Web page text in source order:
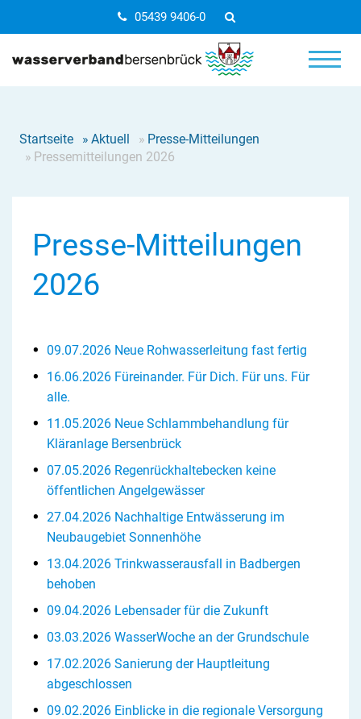
05439 9406-0
Startseite » Aktuell » Presse-Mitteilungen
» Pressemitteilungen 2026
Presse-Mitteilungen
2026
09.07.2026 Neue Rohwasserleitung fast fertig
16.06.2026 Füreinander. Für Dich. Für uns. Für
alle.
11.05.2026 Neue Schlammbehandlung für
Kläranlage Bersenbrück
07.05.2026 Regenrückhaltebecken keine
öffentlichen Angelgewässer
27.04.2026 Nachhaltige Entwässerung im
Neubaugebiet Sonnenhöhe
13.04.2026 Trinkwasserausfall in Badbergen
behoben
09.04.2026 Lebensader für die Zukunft
03.03.2026 WasserWoche an der Grundschule
17.02.2026 Sanierung der Hauptleitung
abgeschlossen
09.02.2026 Einblicke in die regionale Versorgung